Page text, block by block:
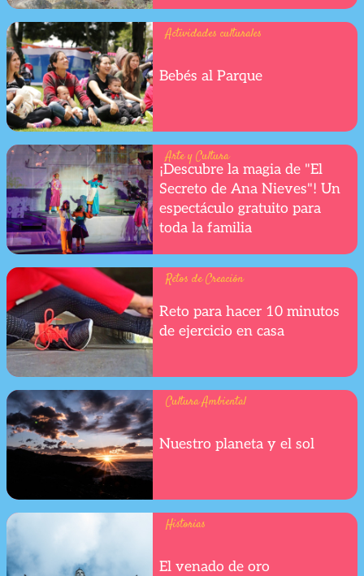
Actividades culturales
Bebés al Parque
Arte y Cultura
¡Descubre la magia de "El
Secreto de Ana Nieves"! Un
espectáculo gratuito para
toda la familia
Retos de Creación
Reto para hacer 10 minutos
de ejercicio en casa
Cultura Ambiental
Nuestro planeta y el sol
Historias
El venado de oro